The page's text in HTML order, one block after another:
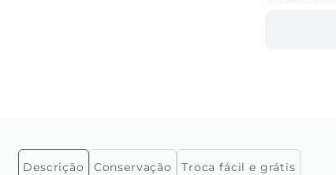
Descrição Conservação Troca fácil e grátis